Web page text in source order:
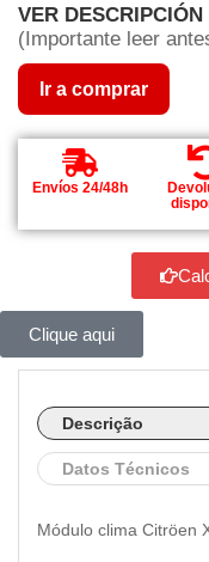
VER DESCRIPCIÓN
(Importante leer
Ir a comprar
Envíos 24/48h
Clique aqui
Descrição
Datos Técnicos
Módulo clima Citröen